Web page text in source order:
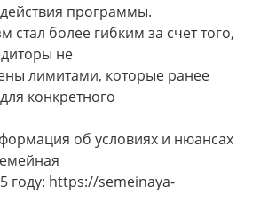
программы.
стал более гибким за счет того,
не
лимитами, которые ранее
конкретного
об условиях и нюансах
году: https://semeinaya-